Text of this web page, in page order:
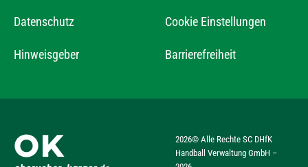
Datenschutz Cookie Einstellungen
Hinweisgeber Barrierefreiheit
2026© Alle Rechte SC DHfK
Handball Verwaltung GmbH –